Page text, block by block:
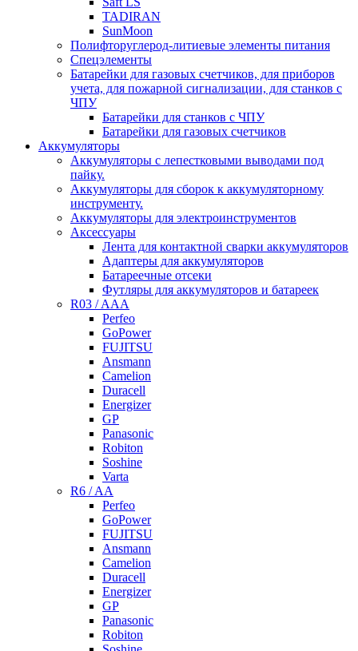
TADIRAN
SunMoon
Полифторуглерод-литиевые элементы питания
Спецэлементы
Батарейки для газовых счетчиков, для приборов
учета, для пожарной сигнализации, для станков с
ЧПУ
Батарейки для станков с ЧПУ
Батарейки для газовых счетчиков
Аккумуляторы
Аккумуляторы с лепестковыми выводами под
пайку.
Аккумуляторы для сборок к аккумуляторному
инструменту.
Аккумуляторы для электроинструментов
Аксессуары
Лента для контактной сварки аккумуляторов
Адаптеры для аккумуляторов
Батареечные отсеки
Футляры для аккумуляторов и батареек
R03 / AAA
Perfeo
GoPower
FUJITSU
Ansmann
Camelion
Duracell
Energizer
GP
Panasonic
Robiton
Soshine
Varta
R6 / AA
Perfeo
GoPower
FUJITSU
Ansmann
Camelion
Duracell
Energizer
GP
Panasonic
Robiton